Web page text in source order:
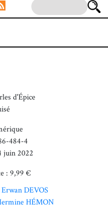
d'Épice
484-4
juin 2022
: 9,99 €
Erwan DEVOS
HÉMON